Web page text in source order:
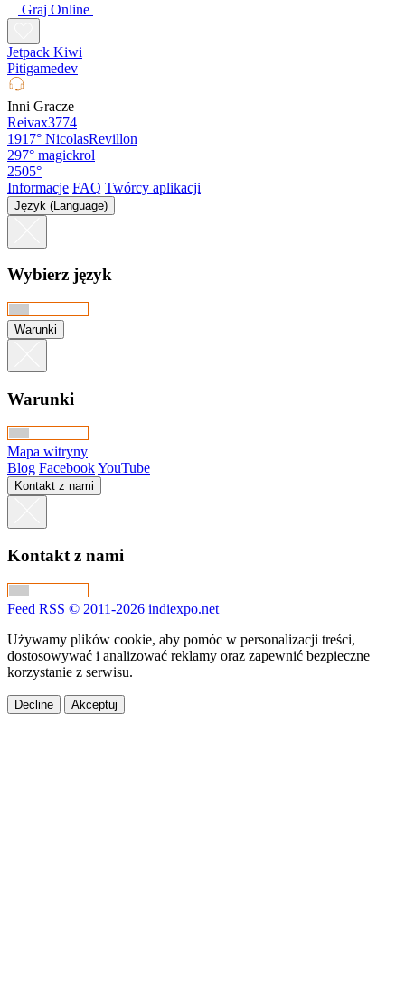
Graj Online
Jetpack Kiwi
Pitigamedev
Inni Gracze
Reivax3774
1917° NicolasRevillon
297° magickrol
2505°
Informacje FAQ Twórcy aplikacji
Język (Language)
Wybierz język
Warunki
Warunki
Mapa witryny
Blog FacebookYouTube
Kontakt z nami
Kontakt z nami
Feed RSS © 2011-2026 indiexpo.net
Używamy plików cookie, aby pomóc w personalizacji treści,
dostosowywać i analizować reklamy oraz zapewnić bezpieczne
korzystanie z serwisu.
Decline Akceptuj